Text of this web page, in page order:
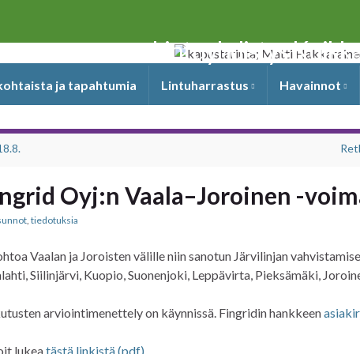
Lintuyhdistys
ja tapahtumia Lintuharrastus Havainnot
Oyj:n Vaala–Joroinen -
, tiedotuksia
Vaalan ja Joroisten välille niin sanotun Järvilinjan
Siilinjärvi, Kuopio, Suonenjoki, Leppävirta, Pieksämäki,
arviointimenettely on käynnissä. Fingridin hankkeen
lukeatästä linkistä (pdf)